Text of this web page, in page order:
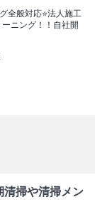
全般対応⭐法人施工
ニング！！自社開
清掃や清掃メン